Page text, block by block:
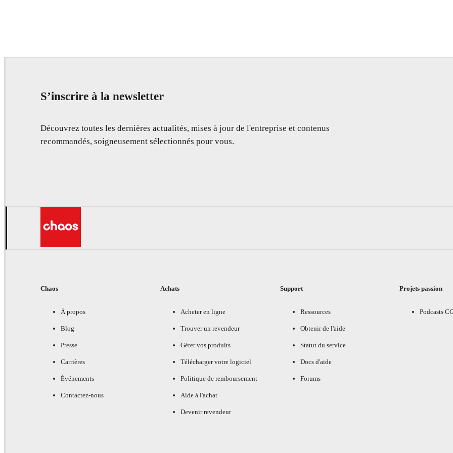
S’inscrire à la newsletter
Découvrez toutes les dernières actualités, mises à jour de l'entreprise et contenus
recommandés, soigneusement sélectionnés pour vous.
Chaos
À propos
Blog
Presse
Carrières
Événements
Contactez-nous
Achats
Acheter en ligne
Trouver un revendeur
Gérer vos produits
Télécharger votre logiciel
Politique de remboursement
Aide à l'achat
Devenir revendeur
Support
Ressources
Obtenir de l'aide
Statut du service
Docs d'aide
Forums
Projets passion
Podcasts